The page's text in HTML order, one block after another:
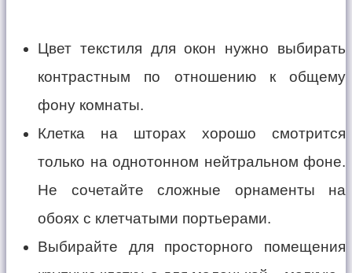
Цвет текстиля для окон нужно выбирать
контрастным по отношению к общему
фону комнаты.
Клетка на шторах хорошо смотрится
только на однотонном нейтральном фоне.
Не сочетайте сложные орнаменты на
обоях с клетчатыми портьерами.
Выбирайте для просторного помещения